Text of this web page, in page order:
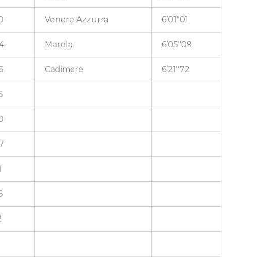
Venere Azzurra 6’01″01
Marola 6’05″09
Cadimare 6’21″72